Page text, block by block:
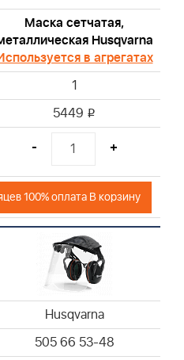
Briggs & Stratton
Briggs & Stratton
Briggs & Stratton
Briggs & Stratton
Маска сетчатая,
Husqvarna
в агрегатах
1
5449 i
- +
100% оплата В корзину
Husqvarna
505 66 53-48